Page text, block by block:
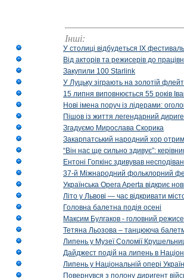
Інші:
У столиці відбудеться IX
Від акторів та режисерів до
Закупили 100 Starlink
У Луцьку зіграють на золотій
15 липня виповнюється 55 років
Нові імена поруч із лідерами:
Пішов із життя легендарний
Згадуємо Мирослава Скорика
Закарпатський народний хор
“Він нас ще сильно здивує”:
Ентоні Гопкінс здивував
37-й Міжнародний фольклорний
Українська Opera Aperta відкриє
Літо у Львові — час відкривати
Головна балетна подія осені
Максим Булгаков - головний
Тетяна Льозова – танцююча
Липень у Музеї Соломії
Дайджест подій на липень в
Липень у Національній опері
Повернувся з полону диригент